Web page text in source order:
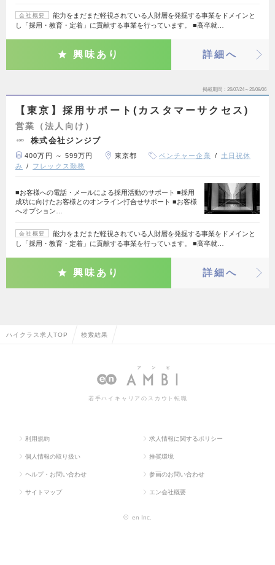
会社概要
能力をまだまだ軽視されている人財層を発掘する事業をドメインと
し「採用・教育・定着」に貢献する事業を行っています。 ■高卒就…
興味あり 詳細へ
掲載期間 26/07/24～26/08/06
【東京】採用サポート(カスタマーサクセス)
営業（法人向け）
株式会社ジンジブ
400万円 ～ 599万円 東京都 ベンチャー企業
土日祝休
み
フレックス勤務
■お客様への電話・メールによる採用活動のサポート ■採用
成功に向けたお客様とのオンライン打合せサポート ■お客様
へオプション…
会社概要
能力をまだまだ軽視されている人財層を発掘する事業をドメインと
し「採用・教育・定着」に貢献する事業を行っています。 ■高卒就…
興味あり 詳細へ
ハイクラス求人TOP 検索結果
若手ハイキャリアのスカウト転職
利用規約 求人情報に関するポリシー
個人情報の取り扱い 推奨環境
ヘルプ・お問い合わせ 参画のお問い合わせ
サイトマップ エン会社概要
© en Inc.